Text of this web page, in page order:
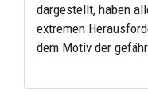
dargestellt, haben
extremen
dem Motiv der